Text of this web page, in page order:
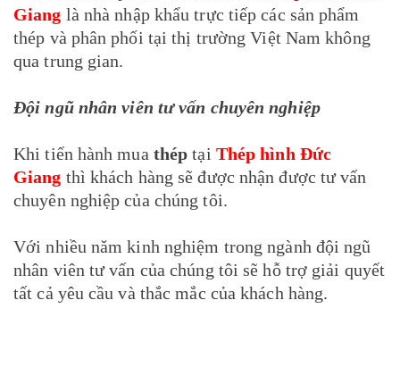
Giang là nhà nhập khẩu trực tiếp các sản phẩm
thép và phân phối tại thị trường Việt Nam không
qua trung gian.
Đội ngũ nhân viên tư vấn chuyên nghiệp
Khi tiến hành mua thép tại Thép hình Đức
Giang thì khách hàng sẽ được nhận được tư vấn
chuyên nghiệp của chúng tôi.
Với nhiều năm kinh nghiệm trong ngành đội ngũ
nhân viên tư vấn của chúng tôi sẽ hỗ trợ giải quyết
tất cả yêu cầu và thắc mắc của khách hàng.